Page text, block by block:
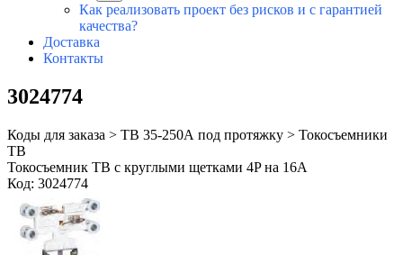
Как реализовать проект без рисков и с гарантией
качества?
Доставка
Контакты
3024774
Коды для заказа > TB 35-250А под протяжку > Токосъемники
TB
Токосъемник TB с круглыми щетками 4P на 16А
Код: 3024774